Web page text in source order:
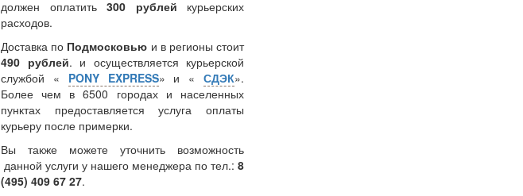
должен оплатить 300 рублей курьерских
расходов.
Доставка по Подмосковью и в регионы стоит
490 рублей. и осуществляется курьерской
службой « PONY EXPRESS» и «СДЭК».
Более чем в 6500 городах и населенных
пунктах предоставляется услуга оплаты
курьеру после примерки.
Вы также можете уточнить возможность
данной услуги у нашего менеджера по тел.: 8
(495) 409 67 27.